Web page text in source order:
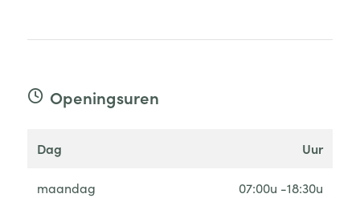
Openingsuren
dag uur
maandag 07:00u -18:30u